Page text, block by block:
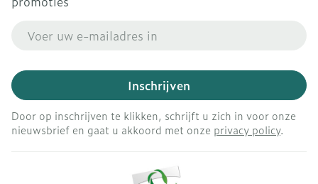
Inschrijven
Door op inschrijven te klikken, schrijft u zich in voor onze
nieuwsbrief en gaat u akkoord met onze privacy policy.